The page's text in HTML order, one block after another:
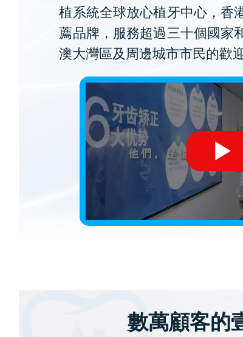
植系統全球放心植牙中心，香
薦品牌，服務超過三十個國家
澳大灣區及周邊城市市民的歡
數萬顧客的